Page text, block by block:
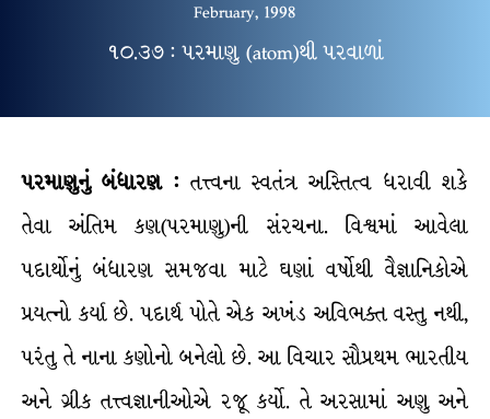
February, 1998
૧૦.૩૭ : પરમાણુ (atom)થી પરવાળાં
પરમાણુનું બંધારણ: તત્ત્વના સ્વતંત્ર અસ્તિત્વ ધરાવી શકે
તેવા અંતિમ કણ(પરમાણુ)ની સંરચના. વિશ્વમાં આવેલા
પદાર્થોનું બંધારણ સમજવા માટે ઘણાં વર્ષોથી વૈજ્ઞાનિકોએ
પ્રયત્નો કર્યા છે. પદાર્થ પોતે એક અખંડ અવિભક્ત વસ્તુ નથી,
પરંતુ તે નાના કણોનો બનેલો છે. આ વિચાર સૌપ્રથમ ભારતીય
અને ગ્રીક તત્ત્વજ્ઞાનીઓએ રજૂ કર્યો. તે અરસામાં અણુ અને